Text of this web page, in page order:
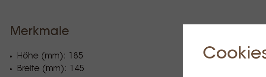
Merkmale
Höhe (mm): 185
Breite (mm): 145